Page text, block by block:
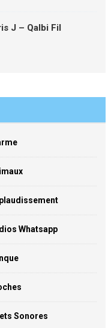
J – Qalbi Fil
Whatsapp
Sonores